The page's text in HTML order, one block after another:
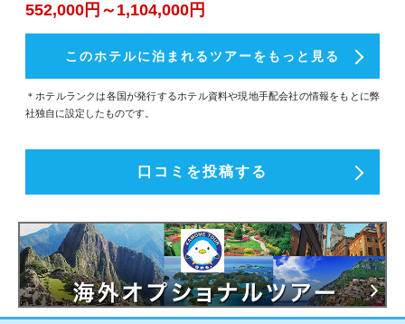
552,000円～1,104,000円
このホテルに泊まれるツアーをもっと見る
＊ホテルランクは各国が発行するホテル資料や現地手配会社の情報をもとに弊
社独自に設定したものです。
口コミを投稿する